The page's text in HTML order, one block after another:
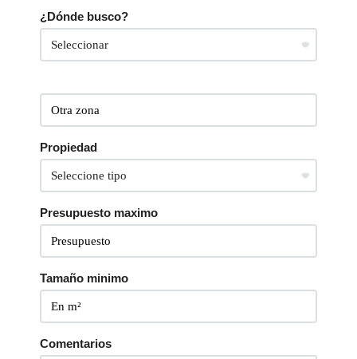
¿Dónde busco?
Propiedad
Presupuesto maximo
Tamaño minimo
Comentarios